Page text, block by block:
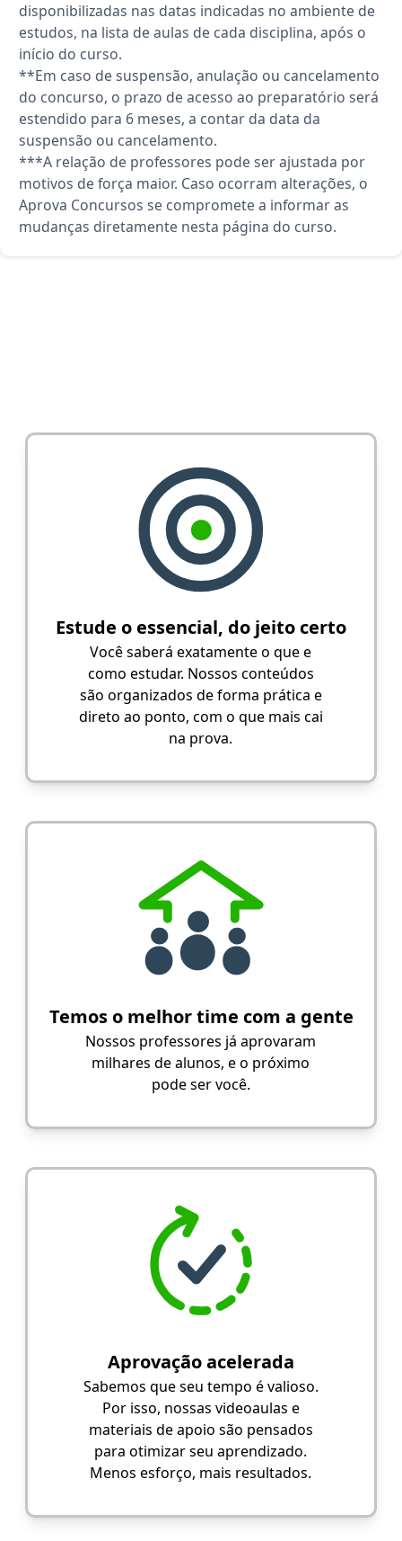
disponibilizadas nas datas indicadas no ambiente de
estudos, na lista de aulas de cada disciplina, após o
início do curso.
**Em caso de suspensão, anulação ou cancelamento
do concurso, o prazo de acesso ao preparatório será
estendido para 6 meses, a contar da data da
suspensão ou cancelamento.
***A relação de professores pode ser ajustada por
motivos de força maior. Caso ocorram alterações, o
Aprova Concursos se compromete a informar as
mudanças diretamente nesta página do curso.
Estude o essencial, do jeito certo
Você saberá exatamente o que e
como estudar. Nossos conteúdos
são organizados de forma prática e
direto ao ponto, com o que mais cai
na prova.
Temos o melhor time com a gente
Nossos professores já aprovaram
milhares de alunos, e o próximo
pode ser você.
Aprovação acelerada
Sabemos que seu tempo é valioso.
Por isso, nossas videoaulas e
materiais de apoio são pensados
para otimizar seu aprendizado.
Menos esforço, mais resultados.